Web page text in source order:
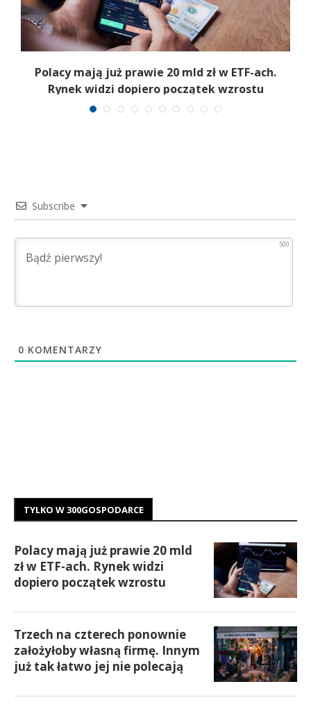
Polacy mają już prawie 20 mld zł w ETF-ach.
Rynek widzi dopiero początek wzrostu
Subscribe
500
0 KOMENTARZY
TYLKO W 300GOSPODARCE
Polacy mają już prawie 20 mld
zł w ETF-ach. Rynek widzi
dopiero początek wzrostu
Trzech na czterech ponownie
założyłoby własną firmę. Innym
już tak łatwo jej nie polecają